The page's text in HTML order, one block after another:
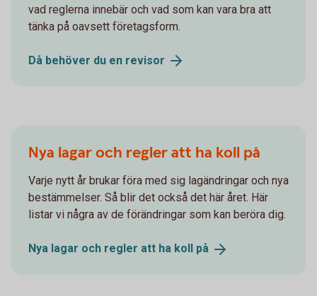
vad reglerna innebär och vad som kan vara bra att
tänka på oavsett företagsform.
Då behöver du en revisor
Nya lagar och regler att ha koll på
Varje nytt år brukar föra med sig lagändringar och nya
bestämmelser. Så blir det också det här året. Här
listar vi några av de förändringar som kan beröra dig.
Nya lagar och regler att ha koll på